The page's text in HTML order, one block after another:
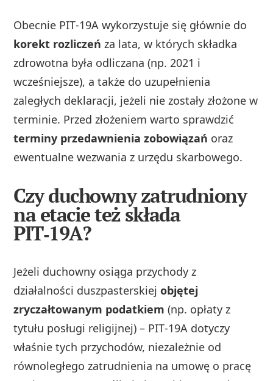
Obecnie PIT‑19A wykorzystuje się głównie do
korekt rozliczeń za lata, w których składka
zdrowotna była odliczana (np. 2021 i
wcześniejsze), a także do uzupełnienia
zaległych deklaracji, jeżeli nie zostały złożone w
terminie. Przed złożeniem warto sprawdzić
terminy przedawnienia zobowiązań oraz
ewentualne wezwania z urzędu skarbowego.
Czy duchowny zatrudniony
na etacie też składa
PIT‑19A?
Jeżeli duchowny osiąga przychody z
działalności duszpasterskiejobjętej
zryczałtowanym podatkiem (np. opłaty z
tytułu posługi religijnej) – PIT‑19A dotyczy
właśnie tych przychodów, niezależnie od
równoległego zatrudnienia na umowę o pracę